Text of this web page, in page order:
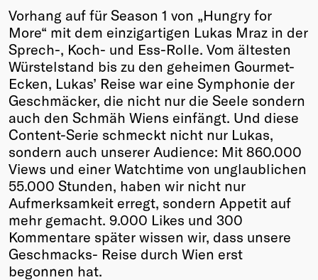
Vorhang auf für Season 1 von „Hungry for
More“ mit dem einzigartigen Lukas Mraz in der
Sprech-, Koch- und Ess-Rolle. Vom ältesten
Würstelstand bis zu den geheimen Gourmet-
Ecken, Lukas’ Reise war eine Symphonie der
Geschmäcker, die nicht nur die Seele sondern
auch den Schmäh Wiens einfängt. Und diese
Content-Serie schmeckt nicht nur Lukas,
sondern auch unserer Audience: Mit 860.000
Views und einer Watchtime von unglaublichen
55.000 Stunden, haben wir nicht nur
Aufmerksamkeit erregt, sondern Appetit auf
mehr gemacht. 9.000 Likes und 300
Kommentare später wissen wir, dass unsere
Geschmacks- Reise durch Wien erst
begonnen hat.